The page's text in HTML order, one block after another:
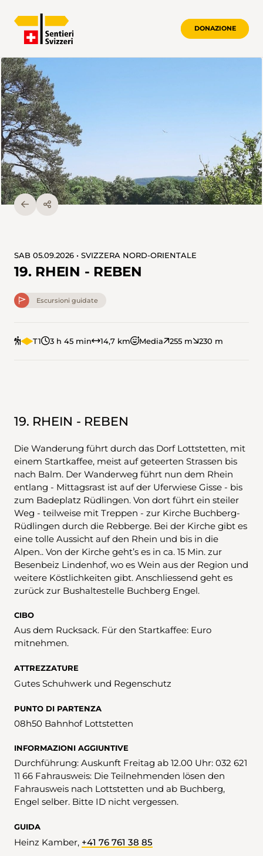
DONAZIONE
SAB 05.09.2026 • SVIZZERA NORD-ORIENTALE
19. RHEIN - REBEN
Escursioni guidate
T1 3 h 45 min 14,7 km Media 255 m 230 m
19. RHEIN - REBEN
Die Wanderung führt durch das Dorf Lottstetten, mit
einem Startkaffee, meist auf geteerten Strassen bis
nach Balm. Der Wanderweg führt nun dem Rhein
entlang - Mittagsrast ist auf der Uferwiese Gisse - bis
zum Badeplatz Rüdlingen. Von dort führt ein steiler
Weg - teilweise mit Treppen - zur Kirche Buchberg-
Rüdlingen durch die Rebberge. Bei der Kirche gibt es
eine tolle Aussicht auf den Rhein und bis in die
Alpen.. Von der Kirche geht’s es in ca. 15 Min. zur
Besenbeiz Lindenhof, wo es Wein aus der Region und
weitere Köstlichkeiten gibt. Anschliessend geht es
zurück zur Bushaltestelle Buchberg Engel.
CIBO
Aus dem Rucksack. Für den Startkaffee: Euro
mitnehmen.
ATTREZZATURE
Gutes Schuhwerk und Regenschutz
PUNTO DI PARTENZA
08h50 Bahnhof Lottstetten
INFORMAZIONI AGGIUNTIVE
Durchführung: Auskunft Freitag ab 12.00 Uhr: 032 621
11 66 Fahrausweis: Die Teilnehmenden lösen den
Fahrausweis nach Lottstetten und ab Buchberg,
Engel selber. Bitte ID nicht vergessen.
GUIDA
Heinz Kamber, +41 76 761 38 85